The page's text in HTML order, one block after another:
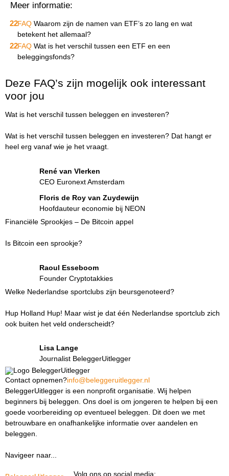
Meer informatie:
FAQ Waarom zijn de namen van ETF’s zo lang en wat
betekent het allemaal?
FAQ Wat is het verschil tussen een ETF en een
beleggingsfonds?
Deze FAQ’s zijn mogelijk ook interessant
voor jou
Wat is het verschil tussen beleggen en investeren?
Wat is het verschil tussen beleggen en investeren? Dat hangt er
heel erg vanaf wie je het vraagt.
René van Vlerken
CEO Euronext Amsterdam
Floris de Roy van Zuydewijn
Hoofdauteur economie bij NEON
Financiële Sprookjes – De Bitcoin appel
Is Bitcoin een sprookje?
Raoul Esseboom
Founder Cryptotakkies
Welke Nederlandse sportclubs zijn beursgenoteerd?
Hup Holland Hup! Maar wist je dat één Nederlandse sportclub zich
ook buiten het veld onderscheidt?
Lisa Lange
Journalist BeleggerUitlegger
Contact opnemen?info@beleggeruitlegger.nl
BeleggerUitlegger is een nonprofit organisatie. Wij helpen
beginners bij beleggen. Ons doel is om jongeren te helpen bij een
goede voorbereiding op eventueel beleggen. Dit doen we met
betrouwbare en onafhankelijke informatie over aandelen en
beleggen.
Navigeer naar...
Volg ons op social media: